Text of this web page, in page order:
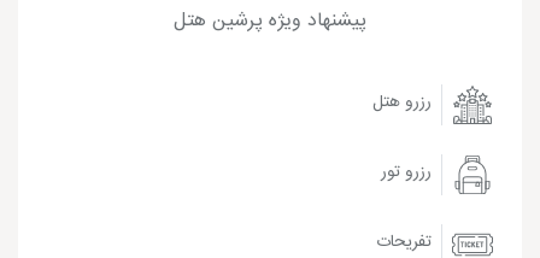
پیشنهاد ویژه پرشین هتل
رزرو هتل
رزرو تور
تفریحات